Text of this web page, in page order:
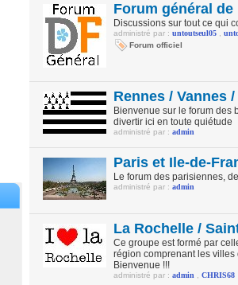
Forum général
Discussions sur tout ce qui
administré par : untoutseul05,
Forum officiel
Rennes / Vannes
Bienvenue sur le forum des
divertir ici en toute quiétude
administré par : admin
Paris et Ile-de-
Le forum des parisiennes,
administré par : admin
La Rochelle /
Ce groupe est formé par
région comprenant les villes
Bienvenue !!!
administré par : admin CHRIS68